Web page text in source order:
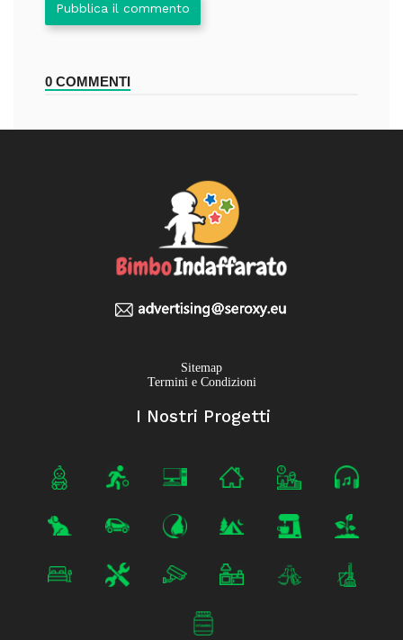
Pubblica il commento
0 COMMENTI
Sitemap
Termini e Condizioni
I Nostri Progetti